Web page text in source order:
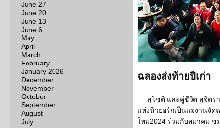
June 27
June 20
June 13
June 6
May
April
March
February
January 2026
December
November
October
September
August
July
ฉลองส่งท้ายปีเก่า
สุโชติ และคู่ชีวิต สุจิตร
แห่งนิวยอร์กเป็นแม่งานจัด
ใหม่2024 ร่วมกับสมาคม